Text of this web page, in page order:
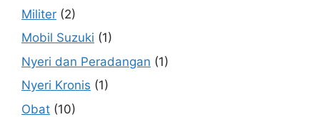
Militer (2)
Mobil Suzuki (1)
Nyeri dan Peradangan (1)
Nyeri Kronis (1)
Obat (10)